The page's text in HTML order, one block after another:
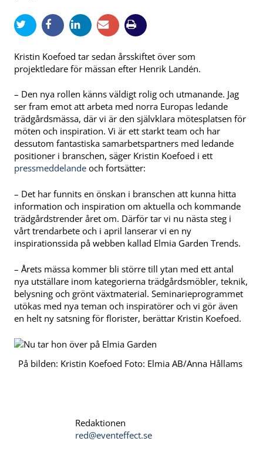
Kristin Koefoed tar sedan årsskiftet över som
projektledare för mässan efter Henrik Landén.
– Den nya rollen känns väldigt rolig och utmanande. Jag
ser fram emot att arbeta med norra Europas ledande
trädgårdsmässa, där vi är den självklara mötesplatsen för
möten och inspiration. Vi är ett starkt team och har
dessutom fantastiska samarbetspartners med ledande
positioner i branschen, säger Kristin Koefoed i ett
pressmeddelande och fortsätter:
– Det har funnits en önskan i branschen att kunna hitta
information och inspiration om aktuella och kommande
trädgårdstrender året om. Därför tar vi nu nästa steg i
vårt trendarbete och i april lanserar vi en ny
inspirationssida på webben kallad Elmia Garden Trends.
– Årets mässa kommer bli större till ytan med ett antal
nya utställare inom kategorierna trädgårdsmöbler, teknik,
belysning och grönt växtmaterial. Seminarieprogrammet
utökas med nya teman och inspiratörer och vi gör även
en helt ny satsning för florister, berättar Kristin Koefoed.
På bilden: Kristin Koefoed Foto: Elmia AB/Anna Hållams
Redaktionen
red@eventeffect.se